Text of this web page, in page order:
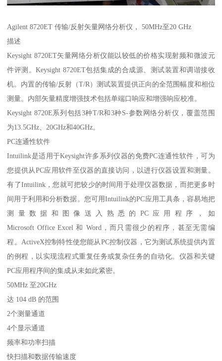
Agilent 8720ET 传输/反射矢量网络分析仪， 50MHz至20 GHz
描述
Keysight 8720ET矢量网络分析仪能以较低的价格实现射频和微波元
件评测。Keysight 8720ET包括集成的合成源、测试装置和调谐接收
机。内置的传输/反射（T/R）测试装置提供正向的全范围幅度和相位
测量。内部矢量精度增强技术包括单端口响应和增强响应校准。
Keysight 8720E系列包括3种T/R和3种S-参数网络分析仪，覆盖范围
为13.5GHz、20GHz和40GHz。
PC连通性软件
Intuilink是适用于Keysight许多系列仪器的免费PC连通性软件，可为
您提供从PC应用软件至仪器的直接访问，以进行仪器设置和测量。
有了Intuilink，您就可把较少的时间用于处理仪器数据，而把更多时
间用于利用和分析数据。您可用Intuilink的PC应用工具条，容易地把
测量数据和图像送入熟悉的PC应用程序，如
Microsoft Office Excel 和 Word，而只需很少的程序，甚至无需编
程。ActiveX控制特性使您能从PC控制仪器，它为测试系统提供内置
的例程，以实现流程式重复任务或复杂任务的自动化。仪器和关键
PC应用程序间的集成从未如此紧密。
50MHz 至20GHz
达 104 dB 的范围
2个测量通道
4个显示通道
频率和功率扫描
快扫描和数据传输速度